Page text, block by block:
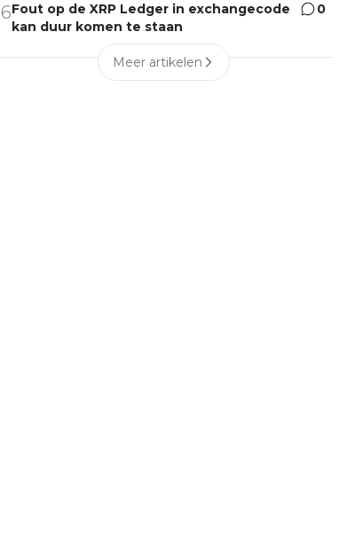
6Fout op de XRP Ledger in exchangecode
kan duur komen te staan
0
Meer artikelen